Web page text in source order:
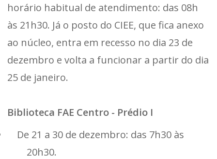
horário habitual de atendimento: das 08h
às 21h30. Já o posto do CIEE, que fica anexo
ao núcleo, entra em recesso no dia 23 de
dezembro e volta a funcionar a partir do dia
25 de janeiro.
Biblioteca FAE Centro - Prédio I
De 21 a 30 de dezembro: das 7h30 às
20h30.